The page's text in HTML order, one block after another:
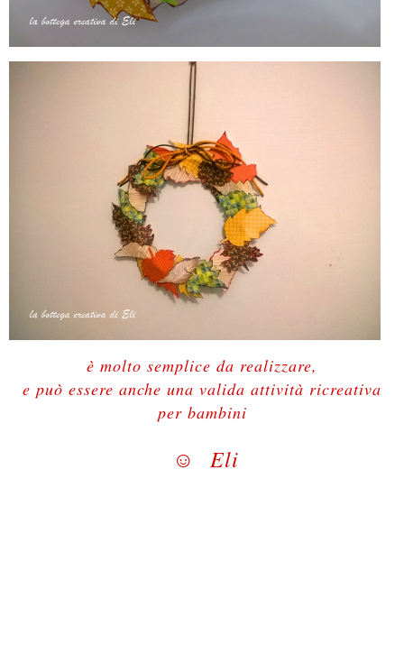
è molto semplice da realizzare,
e può essere anche una valida attività ricreativa
per bambini
☺ Eli